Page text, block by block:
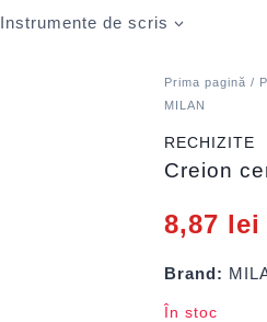
Instrumente de scris
Prima pagină /
MILAN
RECHIZITE
Creion
8,87 lei
Brand:
În stoc